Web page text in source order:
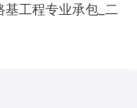
工程专业承包_二